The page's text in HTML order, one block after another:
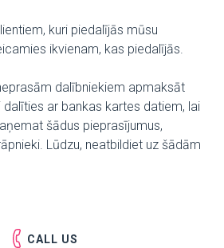
kuri piedalījās mūsu
ikvienam, kas piedalījās.
dalībniekiem apmaksāt
ar bankas kartes datiem, lai
šādus pieprasījumus,
Lūdzu, neatbildiet uz šādām
CALL US